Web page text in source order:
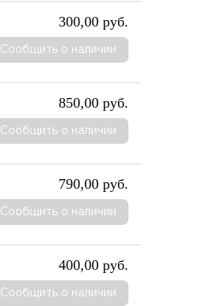
300,00 руб.
Сообщить о наличии
850,00 руб.
Сообщить о наличии
790,00 руб.
Сообщить о наличии
400,00 руб.
Сообщить о наличии